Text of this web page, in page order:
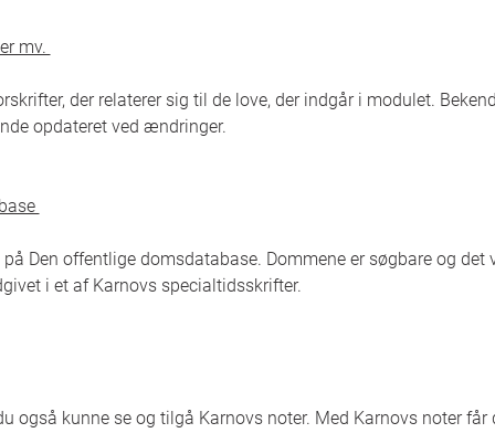
mv.
der relaterer sig til de love, der indgår i modulet.
opdateret ved ændringer.
Den offentlige domsdatabase. Dommene er søgbare og det
i et af Karnovs specialtidsskrifter.
også kunne se og tilgå Karnovs noter. Med Karnovs noter får